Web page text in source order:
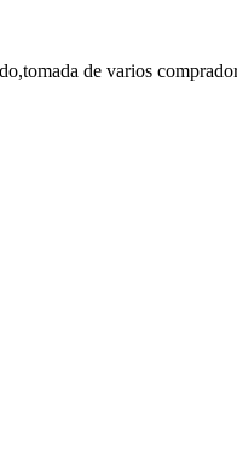
de varios